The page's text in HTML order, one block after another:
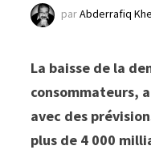
parAbderrafiq
La baisse de la
consommateurs,
avec des
plus de 4 000